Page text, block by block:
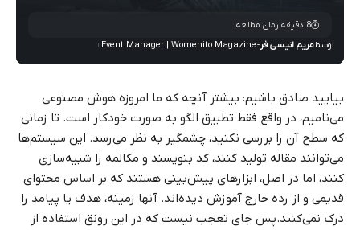
توسطمریم انیسی فر- Event Manager | Womenito Magazine
8 دقیقه زمان مطالعه
بیایید صادق باشیم: بیشتر آنچه که ما امروزه هوش مصنوعی
می‌نامیم، در واقع فقط تطبیق الگو به صورت خودکار است. تا زمانی
که سطح آن را بررسی نکنید، چشمگیر به نظر می‌رسد. این سیستم‌ها
می‌توانند مقاله تولید کنند، کد بنویسند و مکالمه را شبیه‌سازی
کنند، اما در اصل، ابزارهای پیش‌بینی هستند که بر اساس محتوای
قدیمی و از رده خارج آموزش دیده‌اند. آنها زمینه، هدف یا پیامد را
درک نمی‌کنند.پس جای تعجب نیست که در این رونق استفاده از